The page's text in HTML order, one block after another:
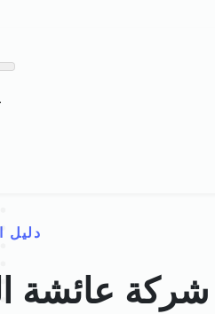
دليل
شركة عائشة